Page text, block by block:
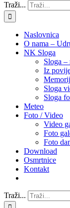
Traži...
Naslovnica
O nama –
NK Sloga
Sloga –
Iz
Sloga
Sloga
Meteo
Foto / Video
Video
Foto
Foto
Download
Osmrtnice
Kontakt
Traži...